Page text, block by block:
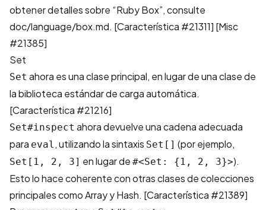
obtener detalles sobre “Ruby Box”, consulte
doc/language/box.md. [Característica #21311] [Misc
#21385]
Set
Set ahora es una clase principal, en lugar de una clase de
la biblioteca estándar de carga automática.
[Característica #21216]
Set#inspect ahora devuelve una cadena adecuada
para eval , utilizando la sintaxis Set[] (por ejemplo,
Set[1, 2, 3] en lugar de #<Set: {1, 2, 3}>).
Esto lo hace coherente con otras clases de colecciones
principales como Array y Hash. [Característica #21389]